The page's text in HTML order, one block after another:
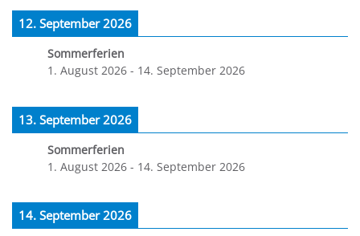
12. September 2026
Sommerferien
1. August 2026 - 14. September 2026
13. September 2026
Sommerferien
1. August 2026 - 14. September 2026
14. September 2026